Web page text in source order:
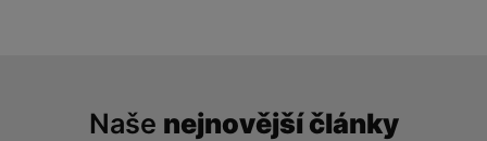
Naše nejnovější články